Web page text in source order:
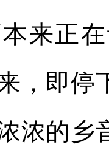
来正
，即停
浓的乡